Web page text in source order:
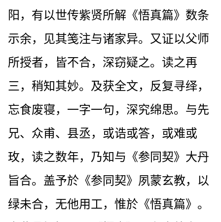
阳，有以世传紫贤所解《悟真篇》数条
示余，见其笺注与诸家异。又证以父师
所授者，皆不合，深窃疑之。读之再
三，稍知其妙。及获全文，反复寻绎，
忘食废寝，一字一句，深究绵思。与先
兄、众甫、县丞，或诰或答，或难或
玫，读之数年，乃知与《参同契》大丹
旨合。盖予於《参同契》夙蒙玄教，以
绿未合，无他用工，惟於《悟真篇》。